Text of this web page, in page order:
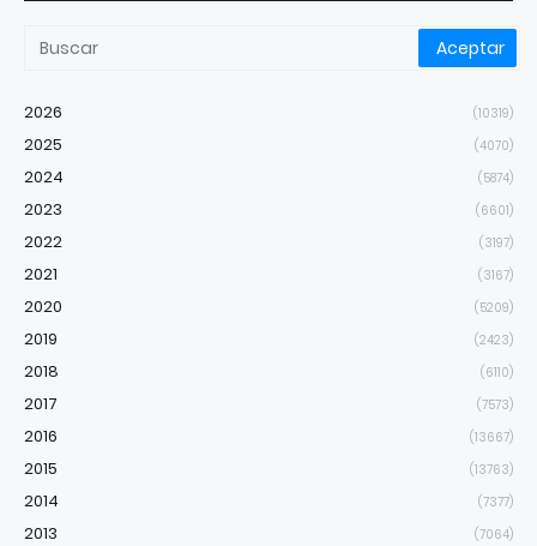
2026 (10319)
2025 (4070)
2024 (5874)
2023 (6601)
2022 (3197)
2021 (3167)
2020 (5209)
2019 (2423)
2018 (6110)
2017 (7573)
2016 (13667)
2015 (13763)
2014 (7377)
2013 (7064)